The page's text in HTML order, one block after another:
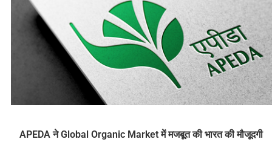
APEDA ने Global Organic Market में मजबूत की भारत की मौजूदगी